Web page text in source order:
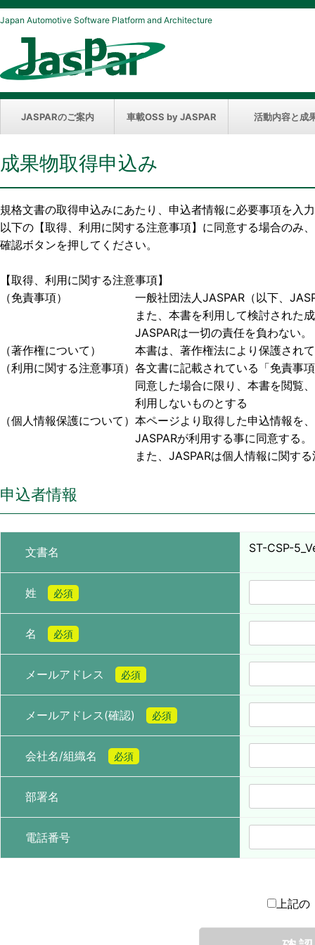
Japan Automotive Software Platform and Architecture
JASPARのご案内 車載OSS by JASPAR 活動内容と成
成果物取得申込み
規格文書の取得申込みにあたり、申込者情報に必要事項を入
以下の【取得、利用に関する注意事項】に同意する場合のみ
確認ボタンを押してください。
【取得、利用に関する注意事項】
（免責事項） 一般社団法人JASPAR（以下、
また、本書を利用して検討された成果物、また
JASPARは一切の責任を負わない。
（著作権について） 本書は、著作権法により保護されて
（利用に関する注意事項）各文書に記載されている「免責
同意した場合に限り、本書を閲覧、利用する
利用しないものとする
（個人情報保護について）本ページより取得した申込情報
JASPARが利用する事に同意する。
また、JASPARは個人情報に関する法令およ
申込者情報
文書名 ST-CSP-
姓 必須
名 必須
メールアドレス 必須
メールアドレス(確認) 必須
会社名/組織名 必須
部署名
電話番号
上記の